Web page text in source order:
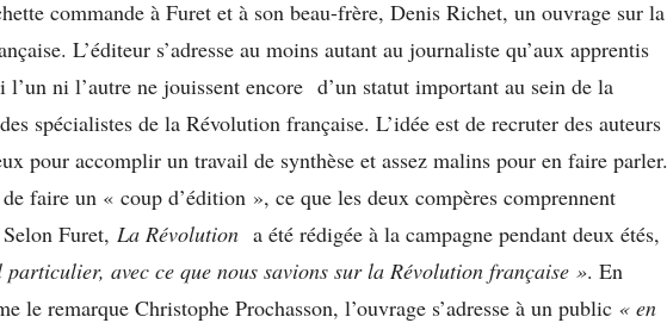
commande à Furet et à son beau-frère, Denis Richet, un ouvrage sur la
L’éditeur s’adresse au moins autant au journaliste qu’aux apprentis
l’un ni l’autre ne jouissent encore d’un statut important au sein de la
spécialistes de la Révolution française. L’idée est de recruter des auteurs
pour accomplir un travail de synthèse et assez malins pour en faire parler.
faire un « coup d’édition », ce que les deux compères comprennent
Furet, La Révolution a été rédigée à la campagne pendant deux étés,
avec ce que nous savions sur la Révolution française ». En
le remarque Christophe Prochasson, l’ouvrage s’adresse à un public « en